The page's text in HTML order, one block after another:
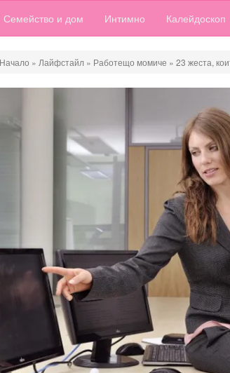
Семейство и дом Интимно Калейдоскоп
Начало » Лайфстайл » Работещо момиче » 23 жеста,